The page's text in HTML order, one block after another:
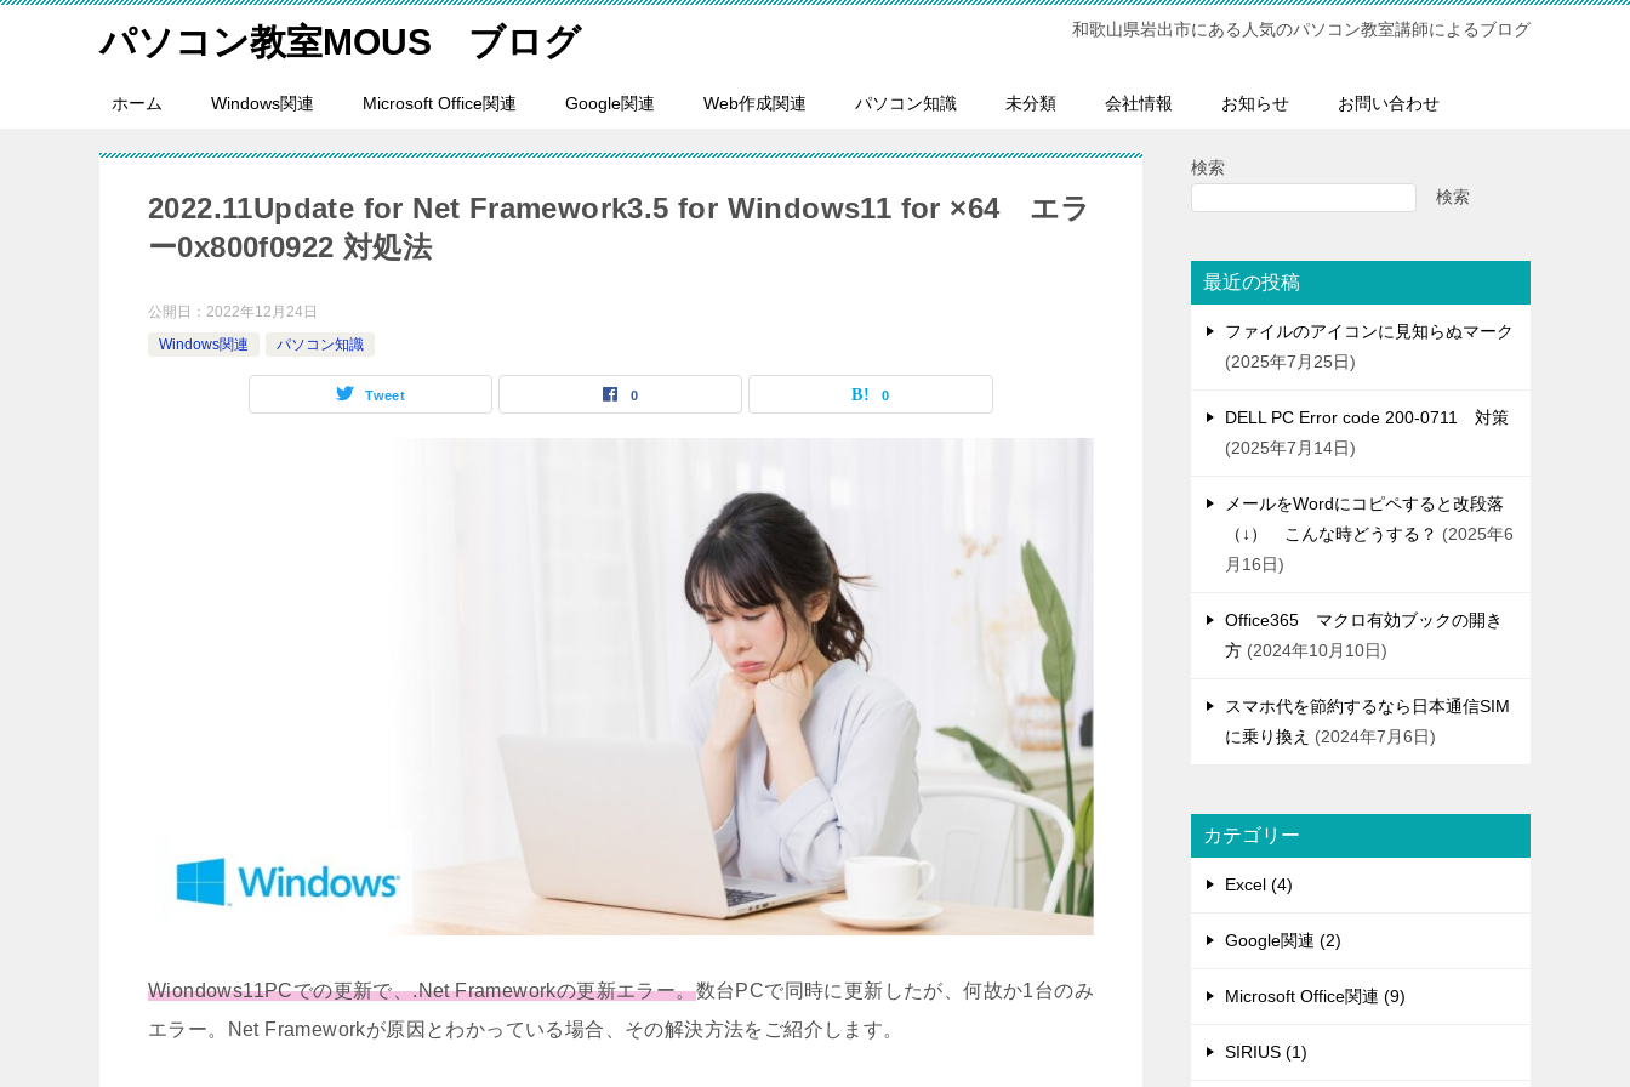
パソコン教室MOUS ブログ 和歌山県岩出市にある人気のパソコン教室講師によるブログ
ホーム Windows関連 Microsoft Office関連 Google関連 Web作成関連 パソコン知識 未分類 会社情報 お知らせ お問い合わせ
2022.11Update for Net Framework3.5 for Windows11 for ×64 エラ
ー0x800f0922 対処法
公開日： 2022年12月24日
Windows関連
パソコン知識
Tweet 0 0
Wiondows11PCでの更新で、.Net Frameworkの更新エラー。数台PCで同時に更新したが、何故か1台のみ
エラー。Net Frameworkが原因とわかっている場合、その解決方法をご紹介します。
検索
検索
最近の投稿
ファイルのアイコンに見知らぬマーク
2025年7月25日
DELL PC Error code 200-0711 対策
2025年7月14日
メールをWordにコピペすると改段落
（↓） こんな時どうする？
2025年6
月16日
Office365 マクロ有効ブックの開き
方
2024年10月10日
スマホ代を節約するなら日本通信SIM
に乗り換え
2024年7月6日
カテゴリー
Excel (4)
Google関連 (2)
Microsoft Office関連 (9)
SIRIUS (1)